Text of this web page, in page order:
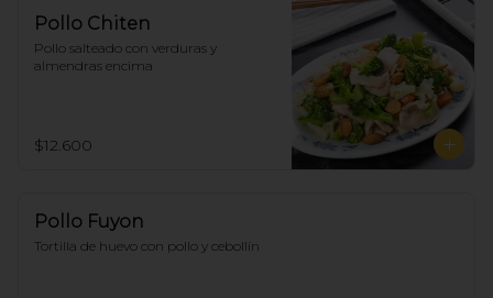
Pollo Chiten
Pollo salteado con verduras y
almendras encima
$12.600
Pollo Fuyon
Tortilla de huevo con pollo y cebollín